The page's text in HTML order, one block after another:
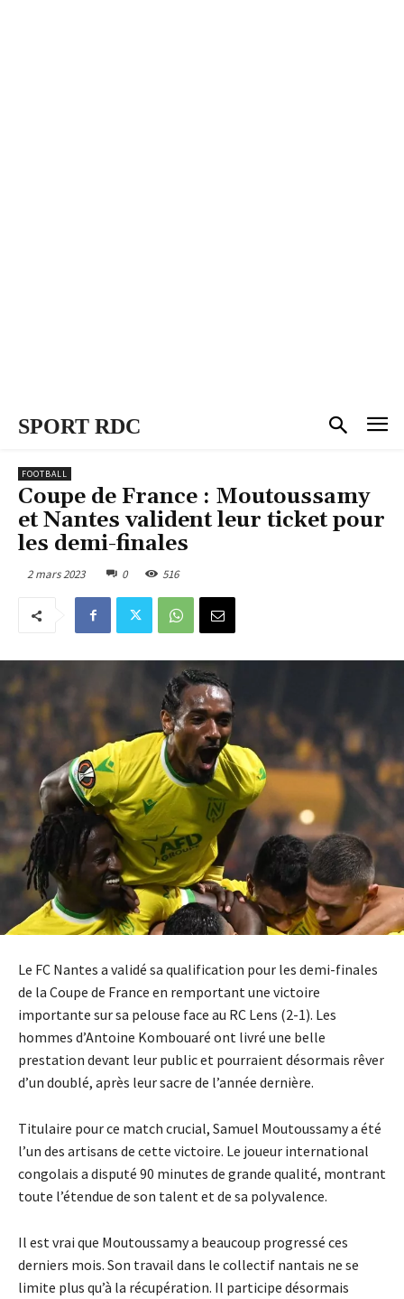
SPORT RDC
FOOTBALL
Coupe de France : Moutoussamy
et Nantes valident leur ticket pour
les demi-finales
2 mars 2023 0 516
Le FC Nantes a validé sa qualification pour les demi-finales
de la Coupe de France en remportant une victoire
importante sur sa pelouse face au RC Lens (2-1). Les
hommes d’Antoine Kombouaré ont livré une belle
prestation devant leur public et pourraient désormais rêver
d’un doublé, après leur sacre de l’année dernière.
Titulaire pour ce match crucial, Samuel Moutoussamy a été
l’un des artisans de cette victoire. Le joueur international
congolais a disputé 90 minutes de grande qualité, montrant
toute l’étendue de son talent et de sa polyvalence.
Il est vrai que Moutoussamy a beaucoup progressé ces
derniers mois. Son travail dans le collectif nantais ne se
limite plus qu’à la récupération. Il participe désormais